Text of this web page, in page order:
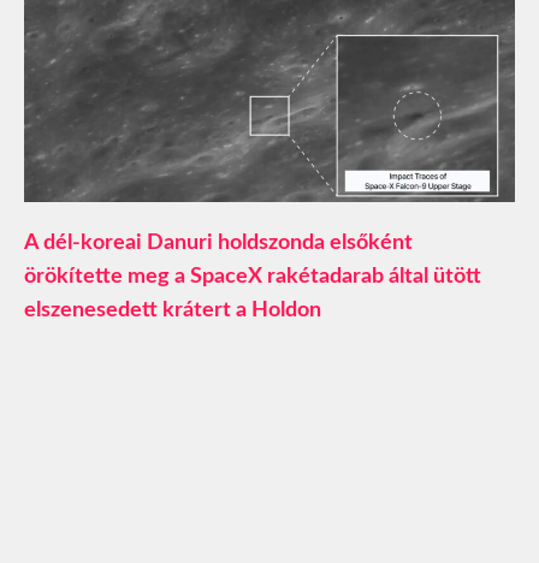
A dél-koreai Danuri holdszonda elsőként
örökítette meg a SpaceX rakétadarab által ütött
elszenesedett krátert a Holdon